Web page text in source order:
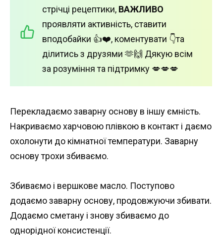
стрічці рецептики, ВАЖЛИВО
проявляти активність, ставити
вподобайки 👍❤️, коментувати 👇та
ділитись з друзями 🫶🙌 Дякую всім
за розуміння та підтримку 💋💋💋
Перекладаємо заварну основу в іншу ємність.
Накриваємо харчовою плівкою в контакт і даємо
охолонути до кімнатної температури. Заварну
основу трохи збиваємо.
Збиваємо і вершкове масло. Поступово
додаємо заварну основу, продовжуючи збивати.
Додаємо сметану і знову збиваємо до
однорідної консистенції.